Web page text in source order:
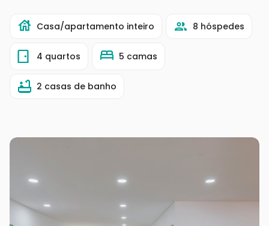
Casa/apartamento inteiro 8 hóspedes
4 quartos 5 camas
2 casas de banho